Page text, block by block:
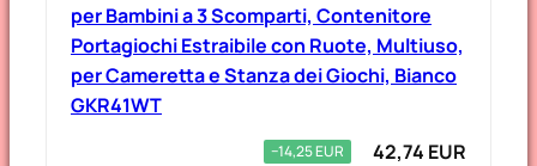
per Bambini a 3 Scomparti, Contenitore
Portagiochi Estraibile con Ruote, Multiuso,
per Cameretta e Stanza dei Giochi, Bianco
GKR41WT
−14,25 EUR 42,74 EUR